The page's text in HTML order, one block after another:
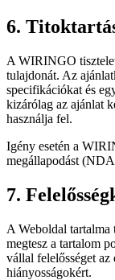
6.
A WIRINGO
tulajdonát. Az
specifikációkat és
kizárólag az ajánlat
használja fel.
Igény esetén a
megállapodást
7.
A Weboldal
megtesz a tartalom
vállal felelősséget az
hiányosságokért.